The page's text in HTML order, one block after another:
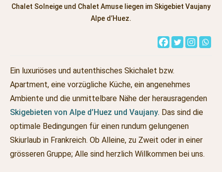
Chalet Solneige und Chalet Amuse liegen im Skigebiet Vaujany
Alpe d’Huez.
Ein luxuriöses und autenthisches Skichalet bzw.
Apartment, eine vorzügliche Küche, ein angenehmes
Ambiente und die unmittelbare Nähe der herausragenden
Skigebieten von Alpe d’Huez und Vaujany. Das sind die
optimale Bedingungen für einen rundum gelungenen
Skiurlaub in Frankreich. Ob Alleine, zu Zweit oder in einer
grösseren Gruppe; Alle sind herzlich Willkommen bei uns.